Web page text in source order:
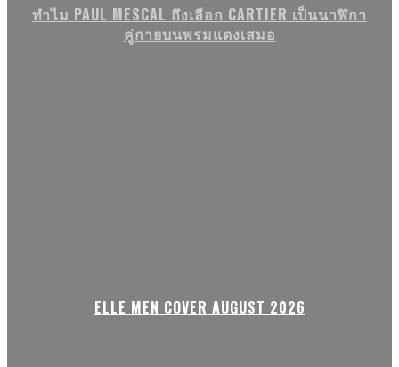
ทำไม PAUL MESCAL ถึงเลือก CARTIER เป็นนาฬิกา
คู่กายบนพรมแดงเสมอ
ELLE MEN COVER AUGUST 2026